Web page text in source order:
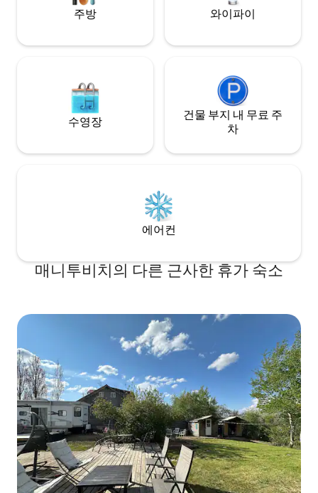
주방 와이파이
수영장
건물 부지 내 무료 주
차
에어컨
매니투비치의 다른 근사한 휴가 숙소